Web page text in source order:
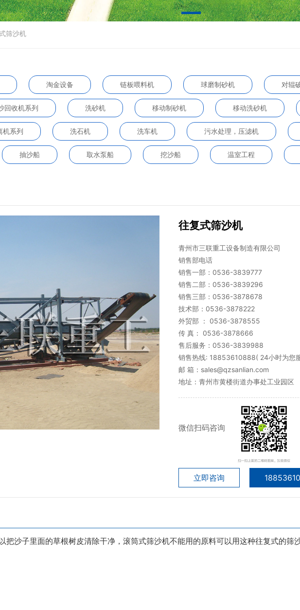
筛沙机
淘金设备 链板喂料机 球磨制砂机 对辊
回收机系列 洗砂机 移动制砂机 移动洗砂机
机系列 洗石机 洗车机 污水处理，压滤机
抽沙船 取水泵船 挖沙船 温室工程
往复式筛沙机
青州市三联重工设备制造有限公司
销售部电话
销售一部：0536-3839777
销售二部：0536-3839296
销售三部：0536-3878678
技术部：0536-3878222
外贸部 ： 0536-3878555
传 真： 0536-3878666
售后服务：0536-3839988
销售热线: 18853610888( 24小时为您
邮 箱：sales@qzsanlian.com
地址：青州市黄楼街道办事处工业园区
微信扫码咨询
立即咨询
沙子里面的草根树皮清除干净，滚筒式筛沙机不能用的原料可以用这种往复式的筛